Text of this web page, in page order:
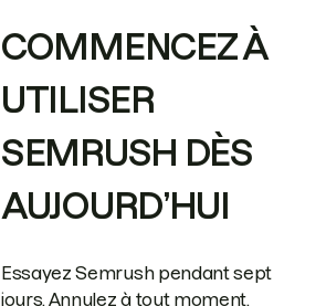
COMMENCEZ À
UTILISER
SEMRUSH DÈS
AUJOURD’HUI
Essayez Semrush pendant sept
jours. Annulez à tout moment.